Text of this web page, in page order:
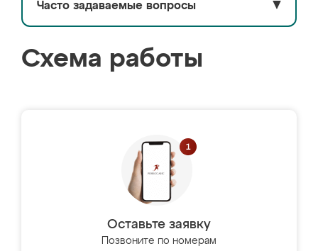
Часто задаваемые вопросы ▼
Схема работы
Оставьте заявку
Позвоните по номерам